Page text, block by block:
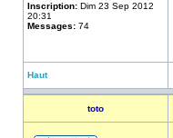
Inscription: Dim 23 Sep 2012
20:31
Messages: 74
Haut
toto